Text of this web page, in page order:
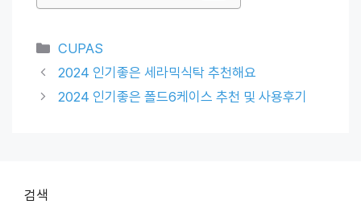
Categories
CUPAS
2024 인기좋은 세라믹식탁 추천해요
2024 인기좋은 폴드6케이스 추천 및 사용후기
검색